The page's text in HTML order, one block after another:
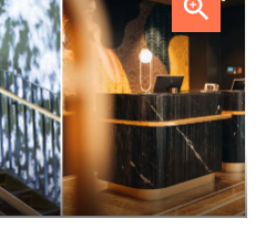
Theresia Viska FOTO: